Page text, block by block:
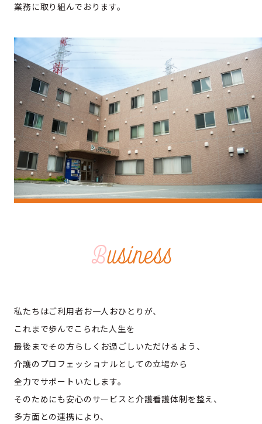
業務に取り組んでおります。
Business
私たちはご利用者お一人おひとりが、
これまで歩んでこられた人生を
最後までその方らしくお過ごしいただけるよう、
介護のプロフェッショナルとしての立場から
全力でサポートいたします。
そのためにも安心のサービスと介護看護体制を整え、
多方面との連携により、